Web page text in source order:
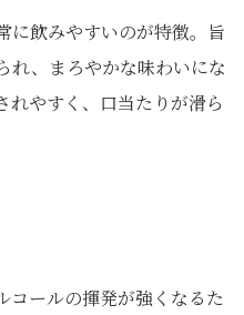
に飲みやすいのが特徴。旨
れ、まろやかな味わいにな
れやすく、口当たりが滑ら
コールの揮発が強くなるた